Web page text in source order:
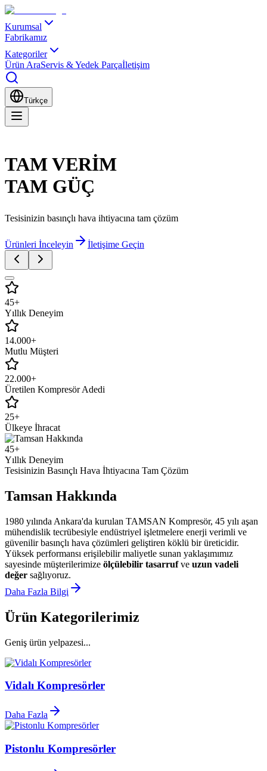
Kurumsal
Fabrikamız
Kategoriler
Ürün AraServis & Yedek Parçaİletişim
Türkçe
TAMVERİM
TAM GÜÇ
Tesisinizin basınçlı hava ihtiyacına tam çözüm
Ürünleri İnceleyin İletişime Geçin
45+
Yıllık Deneyim
14.000+
Mutlu Müşteri
22.000+
Üretilen Kompresör Adedi
25+
Ülkeye İhracat
45+
Yıllık Deneyim
Tesisinizin Basınçlı Hava İhtiyacına Tam Çözüm
Tamsan Hakkında
1980 yılında Ankara'da kurulan TAMSAN Kompresör, 45 yılı aşan
mühendislik tecrübesiyle endüstriyel işletmelere enerji verimli ve
güvenilir basınçlı hava çözümleri geliştiren köklü bir üreticidir.
Yüksek performansı erişilebilir maliyetle sunan yaklaşımımız
sayesinde müşterilerimize ölçülebilir tasarrufve uzun vadeli
değer sağlıyoruz.
Daha Fazla Bilgi
Ürün Kategorilerimiz
Geniş ürün yelpazesi...
Vidalı Kompresörler
Daha Fazla
Pistonlu Kompresörler